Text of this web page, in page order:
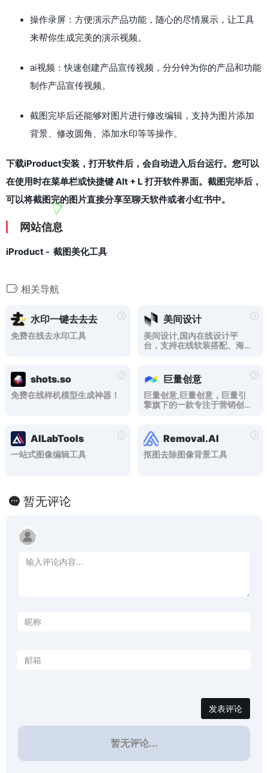
操作录屏：方便演示产品功能，随心的尽情展示，让工具
来帮你生成完美的演示视频。
ai视频：快速创建产品宣传视频，分分钟为你的产品和功能
制作产品宣传视频。
截图完毕后还能够对图片进行修改编辑，支持为图片添加
背景、修改圆角、添加水印等等操作。
下载iProduct安装，打开软件后，会自动进入后台运行。您可以
在使用时在菜单栏或快捷键 Alt + L 打开软件界面。截图完毕后，
可以将截图完的图片直接分享至聊天软件或者小红书中。
网站信息
iProduct - 截图美化工具
相关导航
水印一键去去去
免费在线去水印工具
美间设计
美间设计,国内在线设计平
台，支持在线软装搭配、海报
AI海报、AI抠图、AI文案、AI
绘画、AI无损放大等设计提效
工具。
shots.so
免费在线样机模型生成神器！
巨量创意
巨量创意,巨量创意，巨量引
擎旗下的一款专注于营销创意
发者。 以创意的新可能，激发
更多生意新可能。用创意，让
广告更有价值
AILabTools
一站式图像编辑工具
Removal.AI
抠图去除图像背景工具
暂无评论
发表评论
暂无评论...